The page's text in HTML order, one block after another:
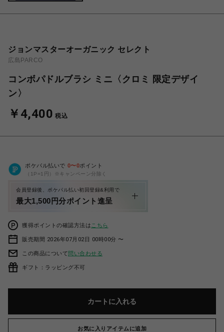
ジョンマスターオーガニック セレクト
広島PARCO
コンボパドルブラシ ミニ〈クロミ 限定デザイ
ン〉
￥4,400 税込
ポケパル払いで 0〜0ポイント
（1P=1円）※キャンペーン分除く
会員登録後、ポケパル払い初回登録&利用で
最大1,500円分ポイント進呈
獲得ポイントの確認方法は こちら
販売期間 2026年07月02日 00時00分 〜
この商品について問い合わせる
ギフト：ラッピング不可
カートに入れる
お気に入りアイテムに追加